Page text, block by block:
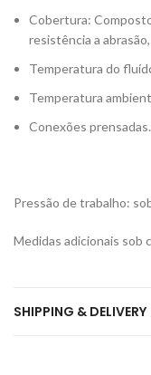
Cobertura:
resistência a
Temperatura do
Temperatura
Conexões prensadas.
Pressão de trabalho:
Medidas adicionais sob
SHIPPING & DELIVERY